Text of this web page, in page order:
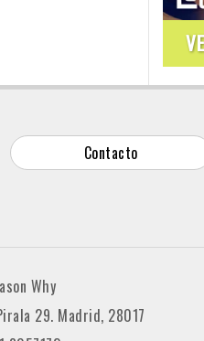
Contacto
Why
29. Madrid, 28017